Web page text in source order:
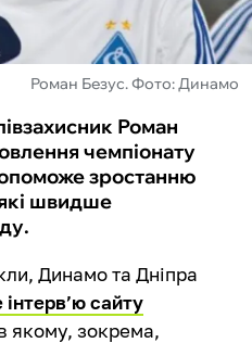
Роман Безус. Фото: Динамо
Роман
чемпіонату
зростанню
швидше
Динамо та Дніпра
інтерв’ю сайту
якому, зокрема,